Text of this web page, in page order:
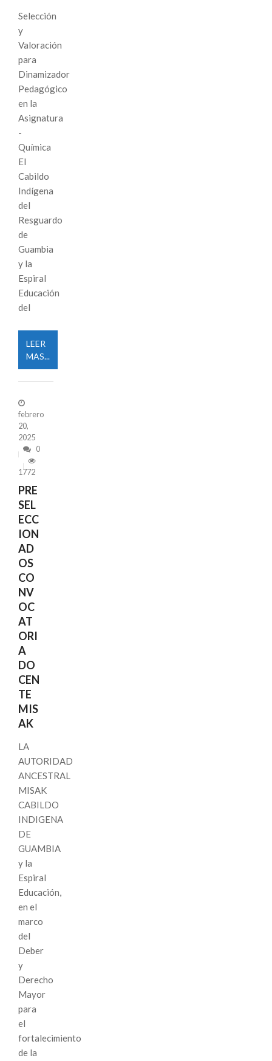
Selección
y
Valoración
para
Dinamizador
Pedagógico
en la
Asignatura
-
Química
El
Cabildo
Indígena
del
Resguardo
de
Guambia
y la
Espiral
Educación
del
LEER
MAS...
febrero
20,
2025
0
1772
PRE
SEL
ECC
ION
AD
OS
CO
NV
OC
AT
ORI
A
DO
CEN
TE
MIS
AK
LA
AUTORIDAD
ANCESTRAL
MISAK
CABILDO
INDIGENA
DE
GUAMBIA
y la
Espiral
Educación,
en el
marco
del
Deber
y
Derecho
Mayor
para
el
fortalecimiento
de la